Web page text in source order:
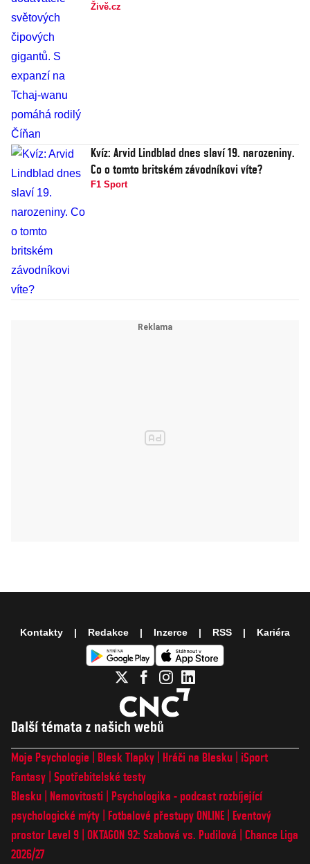
Živě.cz
Kvíz: Arvid Lindblad dnes slaví 19. narozeniny.
Co o tomto britském závodníkovi víte?
F1 Sport
Další témata z našich webů
Moje Psychologie Blesk Tlapky Hráči na Blesku
iSport
Fantasy Spotřebitelské testy
Blesku
Nemovitosti
Psychologika - podcast rozbíjející
psychologické mýty
Fotbalové přestupy ONLINE
Eventový
prostor Level 9 OKTAGON 92: Szabová vs. Pudilová
Chance Liga
2026/27
Kontakty Redakce Inzerce RSS Kariéra